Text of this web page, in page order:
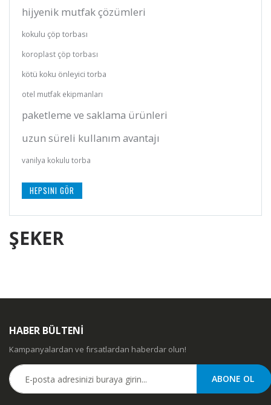
ŞEKER
hijyenik mutfak çözümleri
kokulu çöp torbası
koroplast çöp torbası
kötü koku önleyici torba
otel mutfak ekipmanları
paketleme ve saklama ürünleri
uzun süreli kullanım avantajı
vanilya kokulu torba
HEPSINI GÖR
HABER BÜLTENİ
Kampanyalardan ve fırsatlardan haberdar olun!